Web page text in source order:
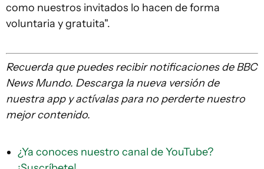
como nuestros invitados lo hacen de forma
voluntaria y gratuita".
Recuerda quepuedes recibir notificaciones de BBC
News Mundo. Descarga la nueva versión de
nuestra app y actívalas para no perderte nuestro
mejor contenido.
¿Ya conoces nuestro canal de YouTube?